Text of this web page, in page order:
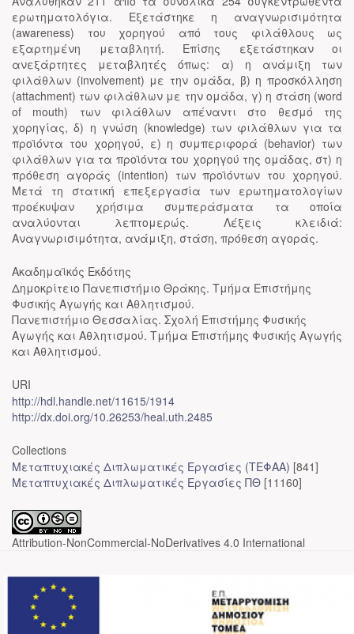
ερωτηματολόγια. Εξετάστηκε η αναγνωρισιμότητα
(awareness) του χορηγού από τους φιλάθλους ως
εξαρτημένη μεταβλητή. Επίσης εξετάστηκαν οι
ανεξάρτητες μεταβλητές όπως: α) η ανάμιξη των
φιλάθλων (involvement) με την ομάδα, β) η προσκόλληση
(attachment) των φιλάθλων με την ομάδα, γ) η στάση (word
of mouth) των φιλάθλων απέναντι στο θεσμό της
χορηγίας, δ) η γνώση (knowledge) των φιλάθλων για τα
προϊόντα του χορηγού, ε) η συμπεριφορά (behavior) των
φιλάθλων για τα προϊόντα του χορηγού της ομάδας, στ) η
πρόθεση αγοράς (intention) των προϊόντων του χορηγού.
Μετά τη στατική επεξεργασία των ερωτηματολογίων
προέκυψαν χρήσιμα συμπεράσματα τα οποία
αναλύονται λεπτομερώς. Λέξεις κλειδιά:
Αναγνωρισιμότητα, ανάμιξη, στάση, πρόθεση αγοράς.
Ακαδημαϊκός Εκδότης
Δημοκρίτειο Πανεπιστήμιο Θράκης. Τμήμα Επιστήμης
Φυσικής Αγωγής και Αθλητισμού.
Πανεπιστήμιο Θεσσαλίας. Σχολή Επιστήμης Φυσικής
Αγωγής και Αθλητισμού. Τμήμα Επιστήμης Φυσικής Αγωγής
και Αθλητισμού.
URI
http://hdl.handle.net/11615/1914
http://dx.doi.org/10.26253/heal.uth.2485
Collections
Μεταπτυχιακές Διπλωματικές Εργασίες (ΤΕΦΑΑ) [841]
Μεταπτυχιακές Διπλωματικές Εργασίες ΠΘ [11160]
Attribution-NonCommercial-NoDerivatives 4.0 International